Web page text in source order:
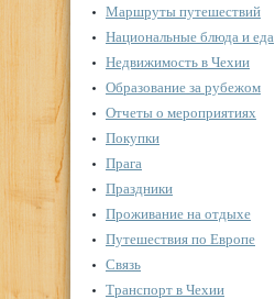
Маршруты путешествий
Национальные блюда и еда
Недвижимость в Чехии
Образование за рубежом
Отчеты о мероприятиях
Покупки
Прага
Праздники
Проживание на отдыхе
Путешествия по Европе
Связь
Транспорт в Чехии